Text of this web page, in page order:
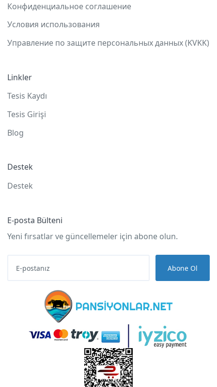
Конфиденциальное соглашение
Условия использования
Управление по защите персональных данных (KVKK)
Linkler
Tesis Kaydı
Tesis Girişi
Blog
Destek
Destek
E-posta Bülteni
Yeni fırsatlar ve güncellemeler için abone olun.
Abone Ol